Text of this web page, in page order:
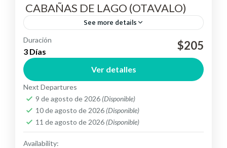
CABAÑAS DE LAGO (OTAVALO)
See more details
Otavalo
Easy
Duración
3 Días $205
Ver detalles
Next Departures
9 de agosto de 2026 (Disponible)
10 de agosto de 2026 (Disponible)
11 de agosto de 2026 (Disponible)
Availability: